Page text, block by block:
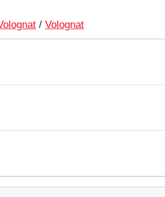
/ Volognat